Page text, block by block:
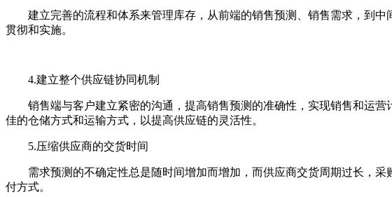
建立完善的流程和体系来管理库存，从前端的销售预测、销售需求，到中
贯彻和实施。
4.建立整个供应链协同机制
销售端与客户建立紧密的沟通，提高销售预测的准确性，实现销售和运营
佳的仓储方式和运输方式，以提高供应链的灵活性。
5.压缩供应商的交货时间
需求预测的不确定性总是随时间增加而增加，而供应商交货周期过长，采
付方式。